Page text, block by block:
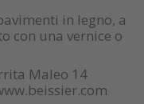
in legno, a
con una vernice o
Maleo 14